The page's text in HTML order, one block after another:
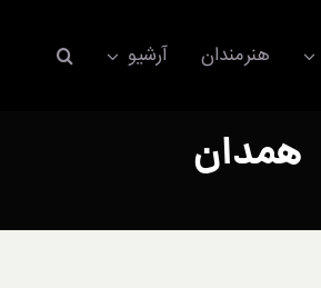
هنرمندان آرشیو
همدان